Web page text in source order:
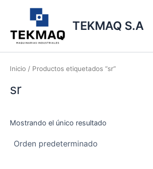
contenido
TEKMAQ S.A
Inicio / Productos etiquetados “sr”
sr
Mostrando el único resultado